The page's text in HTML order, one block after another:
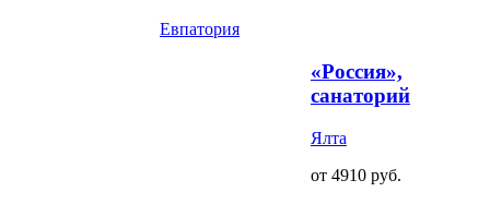
Евпатория
«Россия»,
санаторий
Ялта
от 4910 руб.